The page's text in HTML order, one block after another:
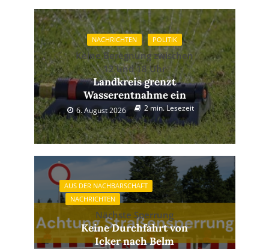
NACHRICHTEN POLITIK
Keine Beregnung zwischen
12 und 18 Uhr
Landkreis grenzt
Wasserentnahme ein
6. August 2026 2 min. Lesezeit
AUS DER NACHBARSCHAFT
NACHRICHTEN
Nächste Sperrung
Keine Durchfahrt von
Icker nach Belm